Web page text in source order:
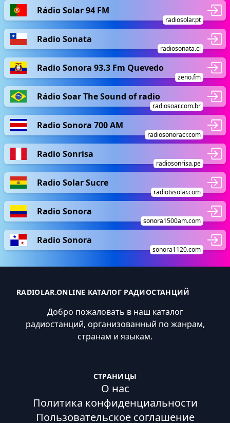
Rádio Solar 94 FM
radiosolar.pt
Radio Sonata
radiosonata.cl
Radio Sonora 93.3 Fm Quevedo
zeno.fm
Rádio Soar The Sound of radio
radiosoar.com.br
Radio Sonora 700 AM
radiosonoracr.com
Radio Sonrisa
radiosonrisa.pe
Radio Solar Sucre
radiotvsolar.com
Radio Sonora
sonora1500am.com
Radio Sonora
sonora1120.com
RADIOLAR.ONLINE КАТАЛОГ РАДИОСТАНЦИЙ
Добро пожаловать в наш каталог
радиостанций, организованный по жанрам,
странам и языкам.
СТРАНИЦЫ
О нас
Политика конфиденциальности
Пользовательское соглашение